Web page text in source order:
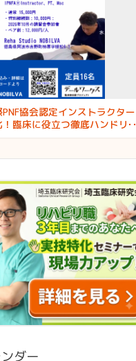
協会認定インストラクター
臨床に役立つ徹底ハンドリン
ダー